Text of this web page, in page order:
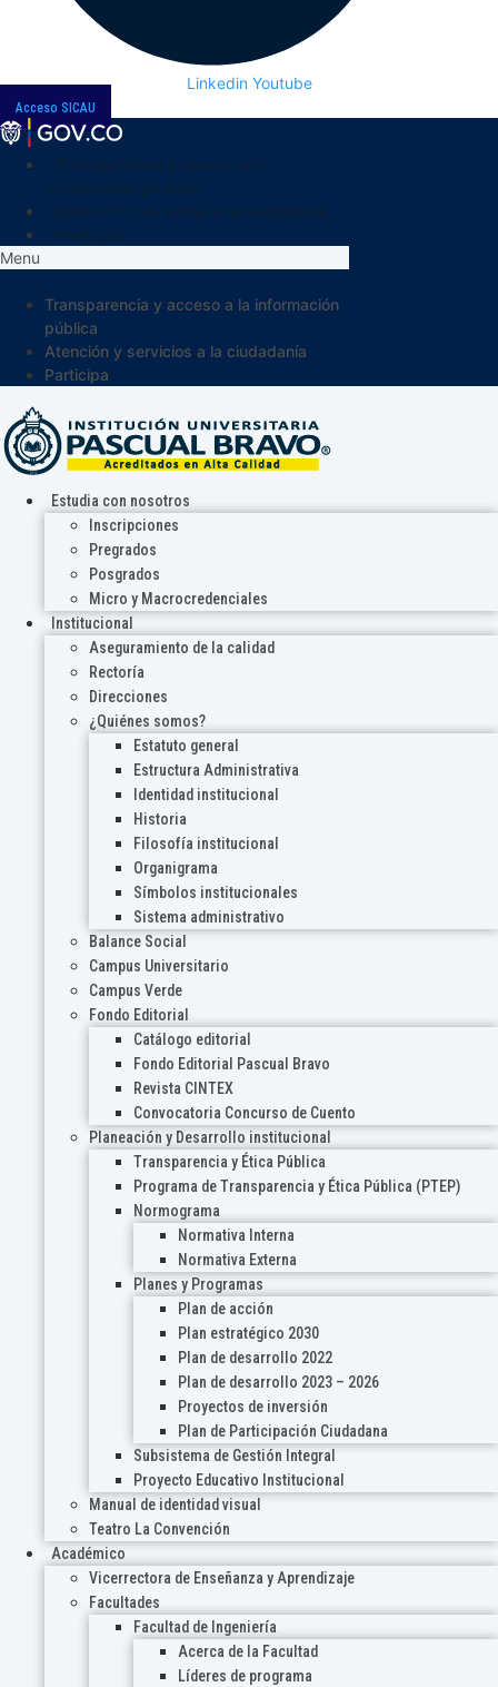
Linkedin Youtube
Acceso SICAU
Menu
Transparencia y acceso a la información
pública
Atención y servicios a la ciudadanía
Participa
Estudia con nosotros
Inscripciones
Pregrados
Posgrados
Micro y Macrocredenciales
Institucional
Aseguramiento de la calidad
Rectoría
Direcciones
¿Quiénes somos?
Estatuto general
Estructura Administrativa
Identidad institucional
Historia
Filosofía institucional
Organigrama
Símbolos institucionales
Sistema administrativo
Balance Social
Campus Universitario
Campus Verde
Fondo Editorial
Catálogo editorial
Fondo Editorial Pascual Bravo
Revista CINTEX
Convocatoria Concurso de Cuento
Planeación y Desarrollo institucional
Transparencia y Ética Pública
Programa de Transparencia y Ética Pública (PTEP)
Normograma
Normativa Interna
Normativa Externa
Planes y Programas
Plan de acción
Plan estratégico 2030
Plan de desarrollo 2022
Plan de desarrollo 2023 – 2026
Proyectos de inversión
Plan de Participación Ciudadana
Subsistema de Gestión Integral
Proyecto Educativo Institucional
Manual de identidad visual
Teatro La Convención
Académico
Vicerrectora de Enseñanza y Aprendizaje
Facultades
Facultad de Ingeniería
Acerca de la Facultad
Líderes de programa